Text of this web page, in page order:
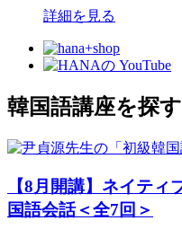
詳細を見る
韓国語講座を探す
【8月開講】ネイテ
国語会話＜全7回＞